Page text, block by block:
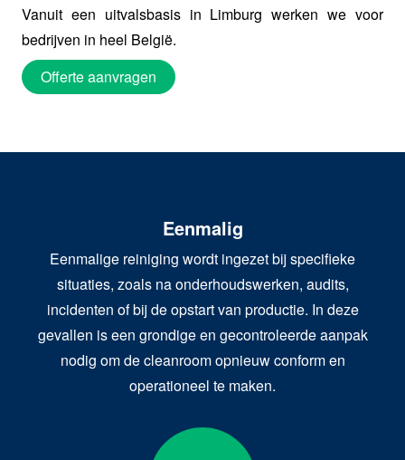
Vanuit een uitvalsbasis in Limburg werken we voor
bedrijven in heel België.
Offerte aanvragen
Eenmalig
Eenmalige reiniging wordt ingezet bij specifieke
situaties, zoals na onderhoudswerken, audits,
incidenten of bij de opstart van productie. In deze
gevallen is een grondige en gecontroleerde aanpak
nodig om de cleanroom opnieuw conform en
operationeel te maken.